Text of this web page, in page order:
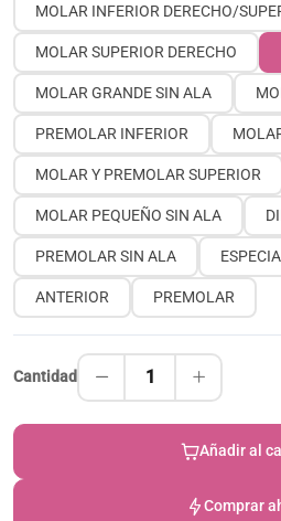
MOLAR INFERIOR DERECHO/
MOLAR SUPERIOR DERECHO
MOLAR GRANDE SIN ALA
PREMOLAR INFERIOR
MOLAR Y PREMOLAR SUPERIOR
MOLAR PEQUEÑO SIN ALA
PREMOLAR SIN ALA
ANTERIOR PREMOLAR
Cantidad 1
Añadir al
Comprar